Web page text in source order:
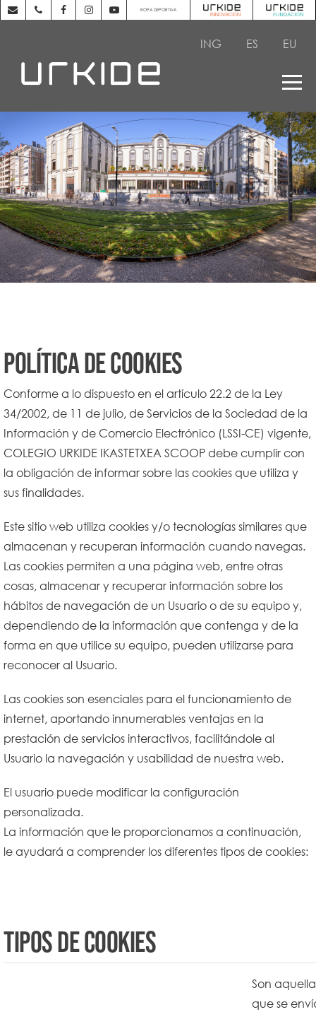
ROPA DEPORTIVA
ING ES EU
Política de Cookies
Conforme a lo dispuesto en el artículo 22.2 de la Ley
34/2002, de 11 de julio, de Servicios de la Sociedad de la
Información y de Comercio Electrónico (LSSI-CE) vigente,
COLEGIO URKIDE IKASTETXEA SCOOP debe cumplir con
la obligación de informar sobre las cookies que utiliza y
sus finalidades.
Este sitio web utiliza cookies y/o tecnologías similares que
almacenan y recuperan información cuando navegas.
Las cookies permiten a una página web, entre otras
cosas, almacenar y recuperar información sobre los
hábitos de navegación de un Usuario o de su equipo y,
dependiendo de la información que contenga y de la
forma en que utilice su equipo, pueden utilizarse para
reconocer al Usuario.
Las cookies son esenciales para el funcionamiento de
internet, aportando innumerables ventajas en la
prestación de servicios interactivos, facilitándole al
Usuario la navegación y usabilidad de nuestra web.
El usuario puede modificar la configuración
personalizada.
La información que le proporcionamos a continuación,
le ayudará a comprender los diferentes tipos de cookies:
Tipos de Cookies
Son
que se